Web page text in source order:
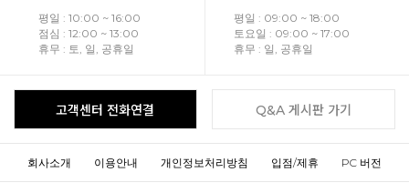
평일 : 10:00 ~ 16:00
점심 : 12:00 ~ 13:00
휴무 : 토, 일, 공휴일
평일 : 09:00 ~ 18:00
토요일 : 09:00 ~ 17:00
휴무 : 일, 공휴일
고객센터 전화연결 Q&A 게시판 가기
회사소개 이용안내 개인정보처리방침 입점/제휴 PC 버전